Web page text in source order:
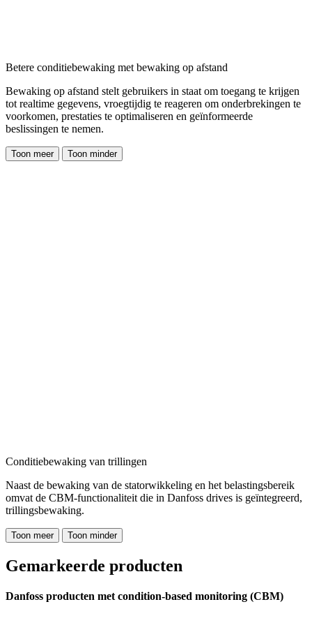
Betere conditiebewaking met bewaking op afstand
Bewaking op afstand stelt gebruikers in staat om toegang te krijgen
tot realtime gegevens, vroegtijdig te reageren om onderbrekingen te
voorkomen, prestaties te optimaliseren en geïnformeerde
beslissingen te nemen.
Toon meer Toon minder
Conditiebewaking van trillingen
Naast de bewaking van de statorwikkeling en het belastingsbereik
omvat de CBM-functionaliteit die in Danfoss drives is geïntegreerd,
trillingsbewaking.
Toon meer Toon minder
Gemarkeerde producten
Danfoss producten met condition-based monitoring (CBM)